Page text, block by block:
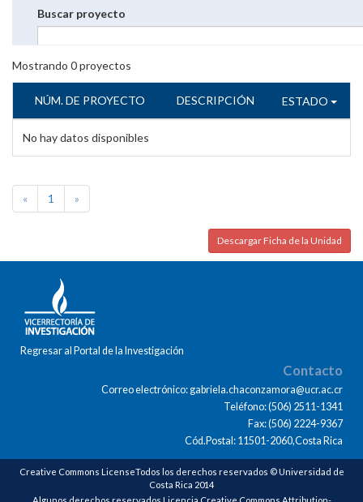
Buscar proyecto
Mostrando 0proyectos
NÚM. DE PROYECTO DESCRIPCIÓN ESTADO
No hay datos disponibles
« 1 »
Descargar Ficha de la Unidad
Regresar al Portal de la Investigación
Contacto
Correo electrónico: gabriela.chaconzamora@ucr.ac.cr
Teléfono: (506) 2511-1341
Fax: (506) 2224-9367
Cód.Postal: 11501-2060,Costa Rica
Creative Commons LicenseTodos los derechos reservados © Universidad de
Costa Rica 2014